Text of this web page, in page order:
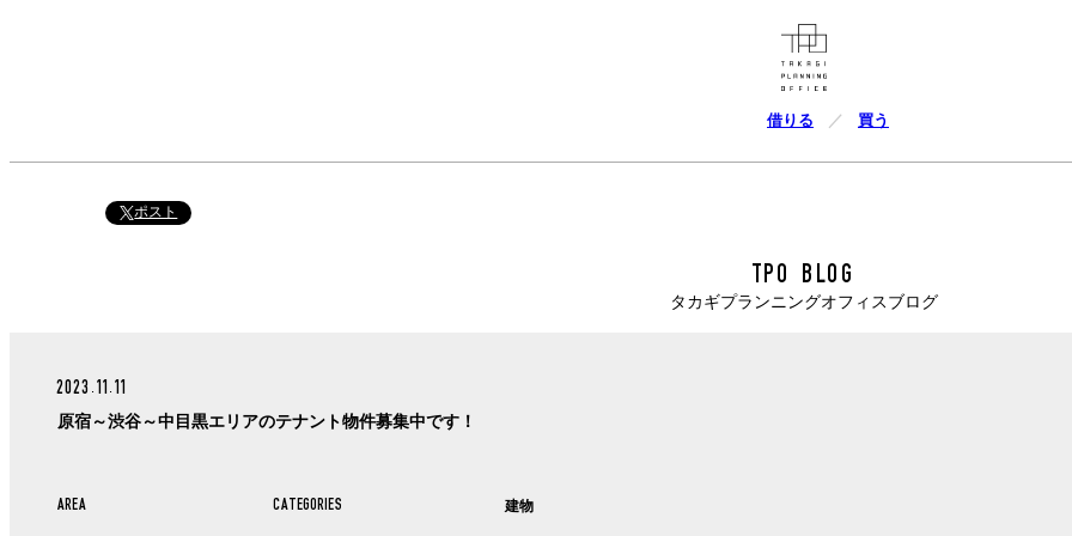
借りる 買う
ポスト
TPO BLOG
タカギプランニングオフィスブログ
2023.11.11
原宿～渋谷～中目黒エリアのテナント物件募集中です！
AREA CATEGORIES 建物